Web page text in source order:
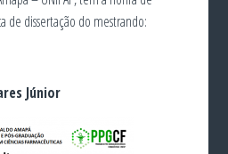
de dissertação do mestrando:
Júnior